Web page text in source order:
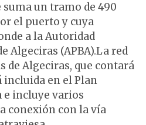
suma un tramo de 490
el puerto y cuya
a la Autoridad
Algeciras (APBA).La red
de Algeciras, que contará
incluida en el Plan
e incluye varios
conexión con la vía